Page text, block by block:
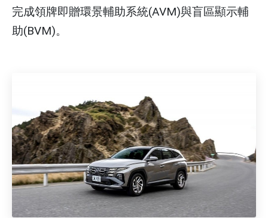
完成領牌即贈環景輔助系統(AVM)與盲區顯示輔
助(BVM)。